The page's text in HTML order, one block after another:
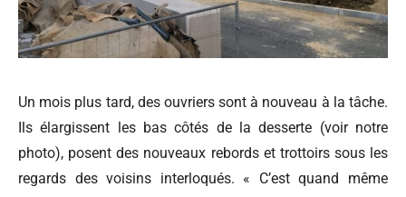
Un mois plus tard, des ouvriers sont à nouveau à la tâche.
Ils élargissent les bas côtés de la desserte (voir notre
photo), posent des nouveaux rebords et trottoirs sous les
regards des voisins interloqués. « C’est quand même